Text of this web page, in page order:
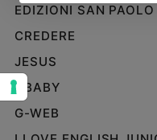
Diversità
e
Costume
Cultura
e
spettacoli
EDIZIONI SAN PAOLO
CREDERE
JESUS
GBABY
G-WEB